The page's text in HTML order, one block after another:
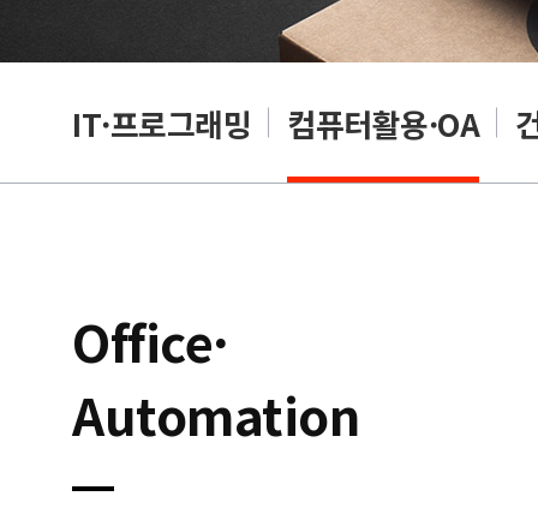
IT·프로그래밍 컴퓨터활용·OA
Office·
Automation